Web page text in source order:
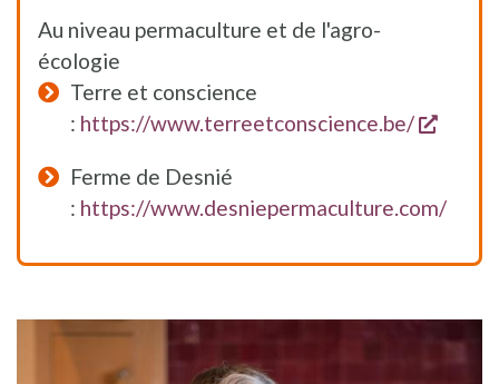
Au niveau permaculture et de l'agro-
écologie
Terre et conscience
: https://www.terreetconscience.be/ opent
Ferme de Desnié
: https://www.desniepermaculture.com/